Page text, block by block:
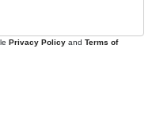
Privacy Policy and Terms of